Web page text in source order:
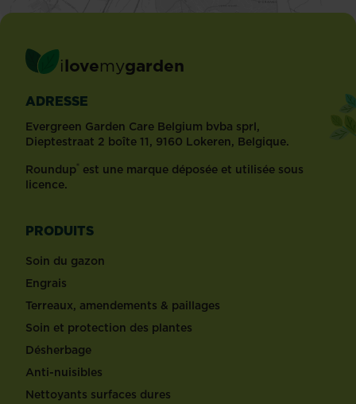
ilovemygarden
ADRESSE
Evergreen Garden Care Belgium bvba sprl,
Dieptestraat 2 boîte 11, 9160 Lokeren, Belgique.
Roundup® est une marque déposée et utilisée sous
licence.
PRODUITS
Soin du gazon
Engrais
Terreaux, amendements & paillages
Soin et protection des plantes
Désherbage
Anti-nuisibles
Nettoyants surfaces dures